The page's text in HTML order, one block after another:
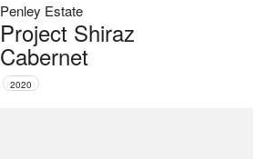
Penley Estate
Project Shiraz
Cabernet
2020